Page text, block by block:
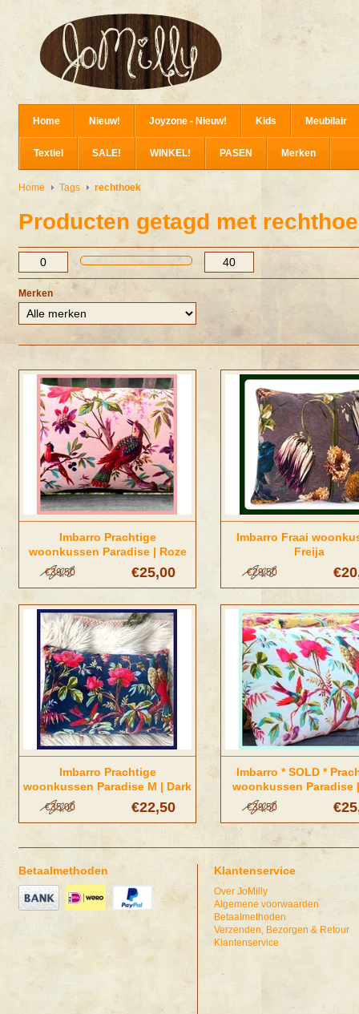
Home Nieuw! Joyzone - Nieuw! Kids Meubilair
Textiel SALE! WINKEL! PASEN Merken
Home Tags rechthoek
Producten getagd met
Merken
Imbarro Prachtige
woonkussen Paradise | Roze
€25,00
€39,50
Imbarro Fraai
Freija
€29,50
Imbarro Prachtige
woonkussen Paradise M | Dark
€22,50
€35,00
Imbarro * SOLD *
woonkussen Paradise
€39,50
Betaalmethoden Klantenservice
Over JoMilly
Algemene voorwaarden
Betaalmethoden
Verzenden, Bezorgen & Retour
Klantenservice